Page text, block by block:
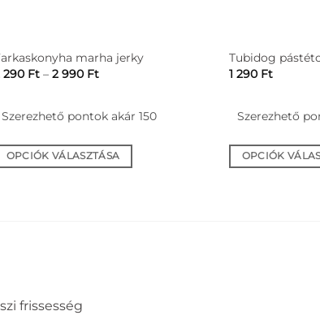
marha jerky
290 Ft – 2 990 FtÁrtartomány:
2
Szerezhető pontok akár 150
OPCIÓK VÁLASZTÁSA
Tubidog
1 290 Ft
Szerezhető
OPCIÓK
frissesség